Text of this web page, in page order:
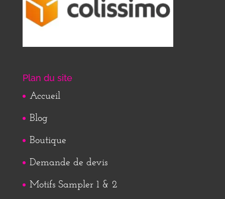
Plan du site
Accueil
Blog
Boutique
Demande de devis
Motifs Sampler 1 & 2